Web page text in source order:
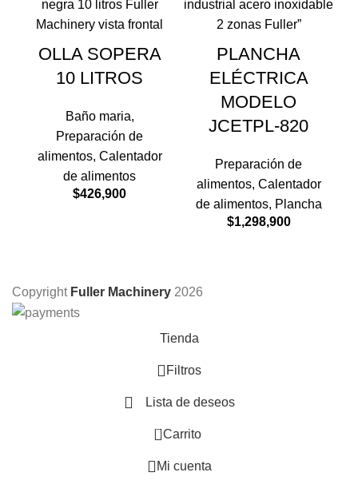
OLLA SOPERA
10 LITROS
Baño maria,
Preparación de
alimentos, Calentador
de alimentos
$426,900
PLANCHA
ELÉCTRICA
MODELO
JCETPL-820
Preparación de
alimentos, Calentador
de alimentos, Plancha
$1,298,900
Copyright Fuller Machinery 2026
Tienda
Filtros
Lista de deseos
0 Carrito
Mi cuenta